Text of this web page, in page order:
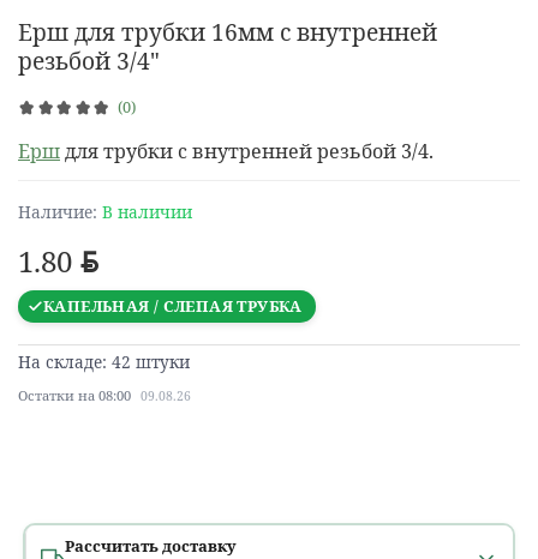
(0)
Ерш для трубки 16мм с внутренней
резьбой 3/4"
1.80 BYN
КАПЕЛЬНАЯ / СЛЕПАЯ ТРУБКА
Наличие: В наличии
На складе: 42 штуки
Остатки на 08:00 09.08.26
Ершдля трубки с внутренней резьбой 3/4.
Рассчитать доставку